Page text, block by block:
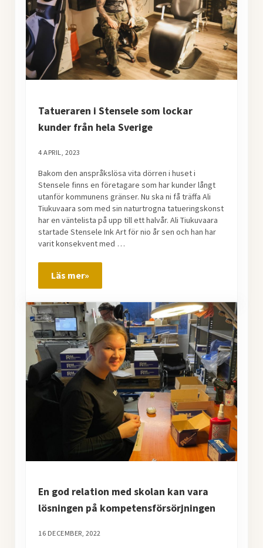
Tatueraren i Stensele som lockar
kunder från hela Sverige
4 APRIL, 2023
Bakom den anspråkslösa vita dörren i huset i
Stensele finns en företagare som har kunder långt
utanför kommunens gränser. Nu ska ni få träffa Ali
Tiukuvaara som med sin naturtrogna tatueringskonst
har en väntelista på upp till ett halvår. Ali Tiukuvaara
startade Stensele Ink Art för nio år sen och han har
varit konsekvent med …
Läs mer»Tatueraren i Stensele som lockar kunder
En god relation med skolan kan vara
lösningen på kompetensförsörjningen
16 DECEMBER, 2022